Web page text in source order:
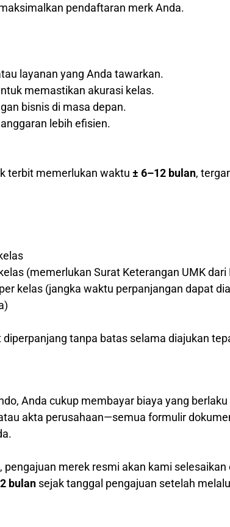
pendaftaran merk Anda.
layanan yang Anda tawarkan.
memastikan akurasi kelas.
bisnis di masa depan.
lebih efisien.
terbit memerlukan waktu ± 6–12 bulan,
(memerlukan Surat Keterangan UMK
kelas (jangka waktu perpanjangan dapat
diperpanjang tanpa batas selama diajukan
Anda cukup membayar biaya yang
akta perusahaan—semua formulir
merek resmi akan kami
bulan sejak tanggal pengajuan setelah